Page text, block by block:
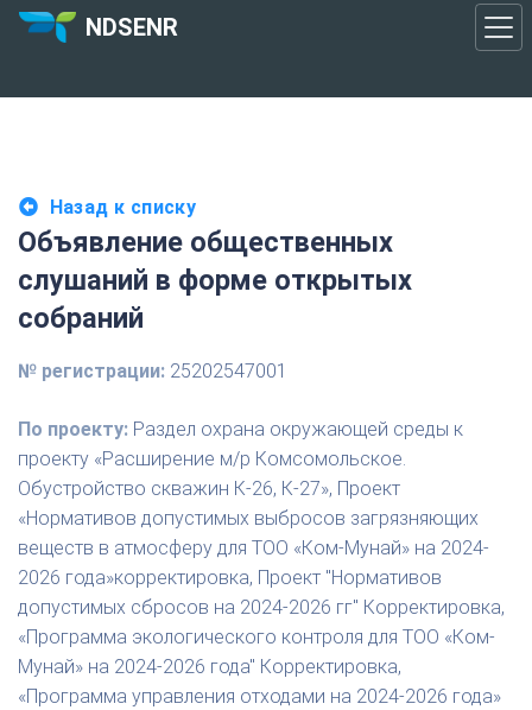
NDSENR
Назад к списку
Объявление общественных
слушаний в форме открытых
собраний
№ регистрации: 25202547001
По проекту: Раздел охрана окружающей среды к
проекту «Расширение м/р Комсомольское.
Обустройство скважин К-26, К-27», Проект
«Нормативов допустимых выбросов загрязняющих
веществ в атмосферу для ТОО «Ком-Мунай» на 2024-
2026 года»корректировка, Проект "Нормативов
допустимых сбросов на 2024-2026 гг" Корректировка,
«Программа экологического контроля для ТОО «Ком-
Мунай» на 2024-2026 года" Корректировка,
«Программа управления отходами на 2024-2026 года»